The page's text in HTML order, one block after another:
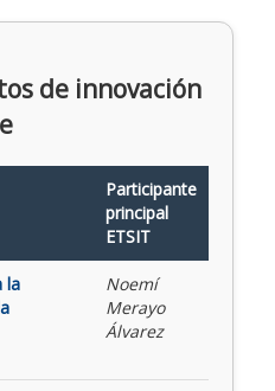
de innovación
Participante
principal
ETSIT
la
Noemí
Merayo
Álvarez